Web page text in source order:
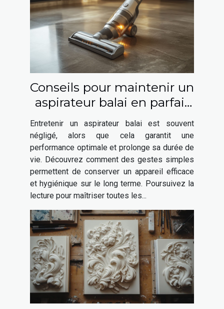
Conseils pour maintenir un
aspirateur balai en parfait
état
Entretenir un aspirateur balai est souvent
négligé, alors que cela garantit une
performance optimale et prolonge sa durée de
vie. Découvrez comment des gestes simples
permettent de conserver un appareil efficace
et hygiénique sur le long terme. Poursuivez la
lecture pour maîtriser toutes les...